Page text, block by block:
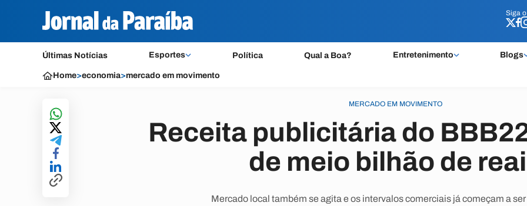
Siga o
Últimas Notícias Esportes Política Qual a Boa? Entretenimento Blogs
Siga o
Home>economia>mercado em movimento
MERCADO EM MOVIMENTO
Receita publicitária do
de meio bilhão de
Mercado local também se agita e os intervalos comerciais já começam a